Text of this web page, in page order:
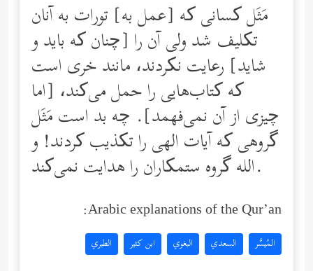
مَثَل کسانی که [عمل به] تورات به آنان
تکلیف شد ولی آن را [چنان که باید و
شاید] رعایت نکردند، مانند خری است
که کتاب‌هایی را حمل می‌کند، [اما
چیزی از آن نمی‌فهمد]. چه بد است مَثَل
گروهی که آیات الهی را تکذیب کردند! و
الله گروه ستمکاران را هدایت نمی‌کند.
Arabic explanations of the Qur’an:
المُيسَّر السعدي البغوي ابن كثير الطبري